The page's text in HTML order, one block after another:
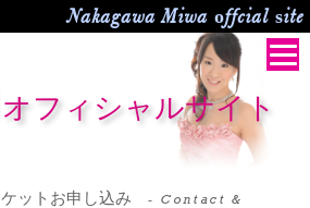
Nakagawa Miwa offcial site
オフィシャルサイト
ケットお申し込み- Contact &